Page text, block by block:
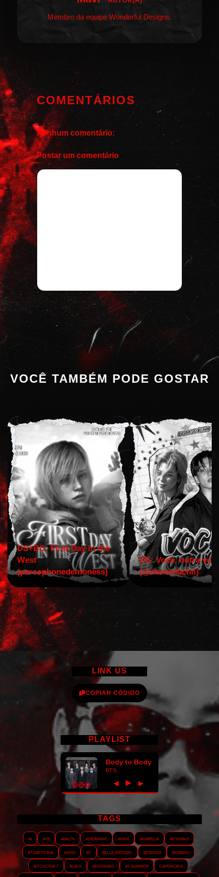
Membro da equipe Wonderful Designs.
COMENTÁRIOS
Nenhum comentário:
Postar um comentário
VOCÊ TAMBÉM PODE GOSTAR
DS+BC: First Day in the
West
(persephonedemoness)
DS: Você, outra vez!
(@domodachii)
LINK US
COPIAR CÓDIGO
PLAYLIST
Body to Body
BTS
◀ ► ▶
TAGS
AI ASS Abalyn Agraviane Aisha Arabella
Arshanji
Atzarts Mia
Aviso BC Bella_RedGirl Betagem
Bigbang
Bitchcraft
Black Brookang By.summer
Caprihorn